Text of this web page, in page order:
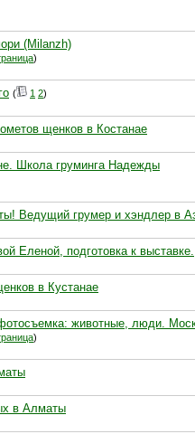
(Milanzh)
)
( 1 2)
щенков в Костанае
Школа груминга Надежды
Ведущий грумер и хэндлер в
Еленой, подготовка к выставке.
в Кустанае
животные, люди.
)
в Алматы